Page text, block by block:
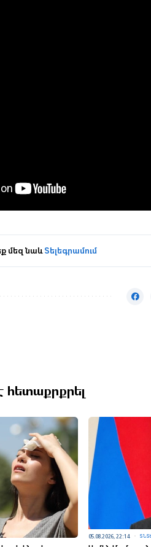
մեզ նաևՏելեգրամում
հետաքրքրել
05.08.2026, 22:14